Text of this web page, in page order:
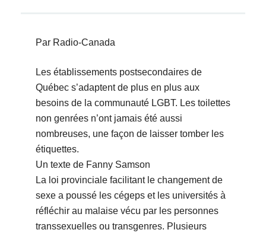
Par Radio-Canada
Les établissements postsecondaires de
Québec s’adaptent de plus en plus aux
besoins de la communauté LGBT. Les toilettes
non genrées n’ont jamais été aussi
nombreuses, une façon de laisser tomber les
étiquettes.
Un texte de Fanny Samson
La loi provinciale facilitant le changement de
sexe a poussé les cégeps et les universités à
réfléchir au malaise vécu par les personnes
transsexuelles ou transgenres. Plusieurs